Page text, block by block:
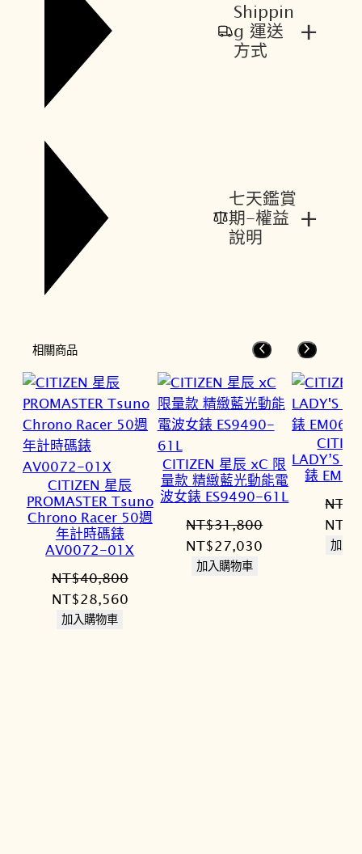
Shippin
g 運送
方式
+
七天鑑賞
期-權益
說明
+
相關商品
CITIZEN 星辰
PROMASTER Tsuno
Chrono Racer 50週
年計時碼錶
AV0072-01X
NT$40,800
原
始
NT$28,560目
加入購物車
CITIZEN 星辰 xC 限
量款 精緻藍光動能電
波女錶 ES9490-61L
NT$31,800
原
始
NT$27,030
加入購物車
LADY’S
錶
NT$
原
始
NT$
加入